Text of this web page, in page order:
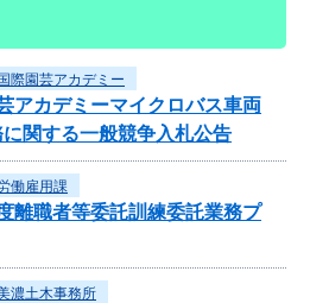
際園芸アカデミー
アカデミーマイクロバス車両
関する一般競争入札公告
働雇用課
離職者等委託訓練委託業務プ
濃土木事務所